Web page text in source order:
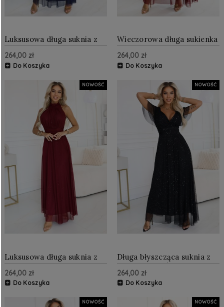
Luksusowa długa suknia z
brokatowym akcentem i
szykownym krojem
Granatowa
264,00 zł
Do Koszyka
Wieczorowa długa sukienka
z brokatowym akcentem i
głębokim dekoltem
Bordowa
264,00 zł
Do Koszyka
Luksusowa długa suknia z
brokatowym akcentem i
szykowną linią Bordowa
264,00 zł
Do Koszyka
NOWOŚĆ
Długa błyszcząca suknia z
dekoltem i krótkim
rękawkiem Czarna
264,00 zł
Do Koszyka
NOWOŚĆ
NOWOŚĆ NOWOŚĆ